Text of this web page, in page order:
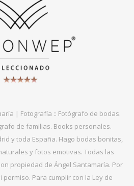
| Fotografía :: Fotógrafo de bodas.
de familias. Books personales.
y toda España. Hago bodas bonitas,
y fotos emotivas. Todas las
propiedad de Ángel Santamaría. Por
Para cumplir con la Ley de